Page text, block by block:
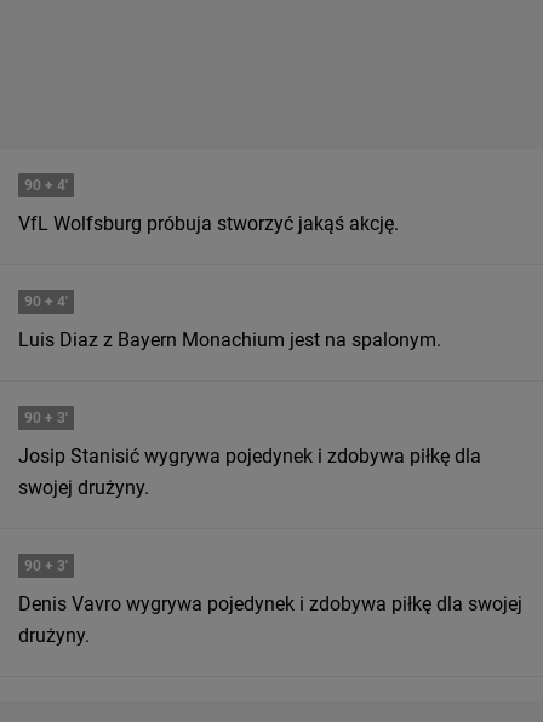
90 + 4'
VfL Wolfsburg próbuja stworzyć jakąś akcję.
90 + 4'
Luis Diaz z Bayern Monachium jest na spalonym.
90 + 3'
Josip Stanisić wygrywa pojedynek i zdobywa piłkę dla
swojej drużyny.
90 + 3'
Denis Vavro wygrywa pojedynek i zdobywa piłkę dla swojej
drużyny.